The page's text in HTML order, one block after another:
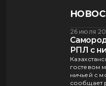
26 июля
РПЛ с
гостевом
ничьей с
сообщает